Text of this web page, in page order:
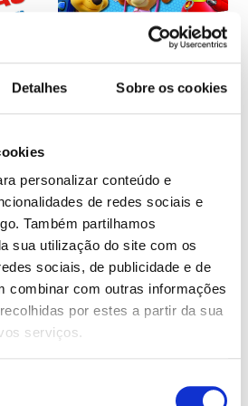
Detalhes Sobre os cookies
personalizar conteúdo e
de redes sociais e
Também partilhamos
sua utilização do site com os
sociais, de publicidade e de
combinar com outras informações
por estes a partir da sua
serviços.
€.
original
era:
5,95 €.
é:
Prontos para a ação
(Patrulha Pata)
Nickelodeon